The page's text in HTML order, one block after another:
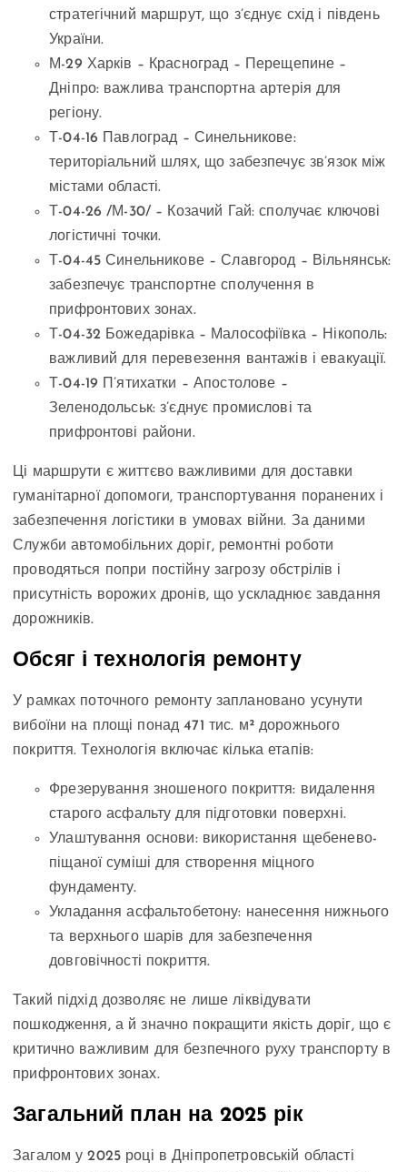
стратегічний маршрут, що з’єднує схід і південь
України.
М-29 Харків – Красноград – Перещепине –
Дніпро: важлива транспортна артерія для
регіону.
Т-04-16 Павлоград – Синельникове:
територіальний шлях, що забезпечує зв’язок між
містами області.
Т-04-26 /М-30/ – Козачий Гай: сполучає ключові
логістичні точки.
Т-04-45 Синельникове – Славгород – Вільнянськ:
забезпечує транспортне сполучення в
прифронтових зонах.
Т-04-32 Божедарівка – Малософіївка – Нікополь:
важливий для перевезення вантажів і евакуації.
Т-04-19 П’ятихатки – Апостолове –
Зеленодольськ: з’єднує промислові та
прифронтові райони.
Ці маршрути є життєво важливими для доставки
гуманітарної допомоги, транспортування поранених і
забезпечення логістики в умовах війни. За даними
Служби автомобільних доріг, ремонтні роботи
проводяться попри постійну загрозу обстрілів і
присутність ворожих дронів, що ускладнює завдання
дорожників.
Обсяг і технологія ремонту
У рамках поточного ремонту заплановано усунути
вибоїни на площі понад 471 тис. м² дорожнього
покриття. Технологія включає кілька етапів:
Фрезерування зношеного покриття: видалення
старого асфальту для підготовки поверхні.
Улаштування основи: використання щебенево-
піщаної суміші для створення міцного
фундаменту.
Укладання асфальтобетону: нанесення нижнього
та верхнього шарів для забезпечення
довговічності покриття.
Такий підхід дозволяє не лише ліквідувати
пошкодження, а й значно покращити якість доріг, що є
критично важливим для безпечного руху транспорту в
прифронтових зонах.
Загальний план на 2025 рік
Загалом у 2025 році в Дніпропетровській області